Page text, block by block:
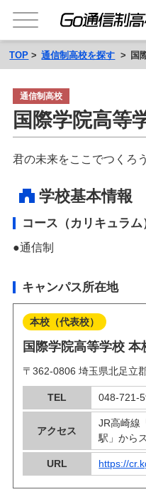
TOP 通信制高校を探す 国
通信制高校
国際学院高等
君の未来をここでつくろ
学校基本情報
コース（カリキュラム
通信制
キャンパス所在地
本校（代表校）
国際学院高等学校 本
〒362-0806 埼玉県北足立
TEL 048-721-
アクセス
JR高崎線
駅」から
URL https://